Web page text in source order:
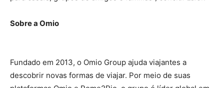
Sobre a Omio
Fundado em 2013, o Omio Group ajuda viajantes a
descobrir novas formas de viajar. Por meio de suas